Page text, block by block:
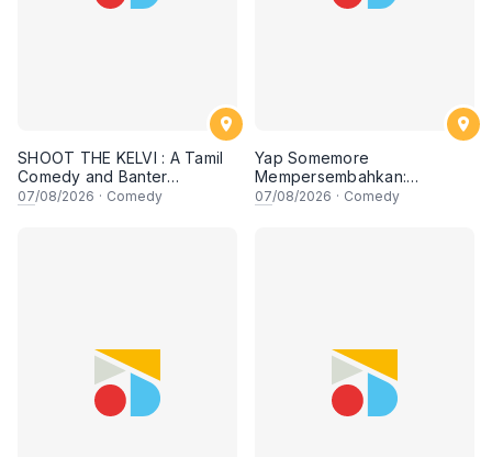
SHOOT THE KELVI : A Tamil
Comedy and Banter
Experience
07/08/2026 · Comedy
Yap Somemore
Mempersembahkan:
PENGARUH APA NI?!! oleh
07/08/2026 · Comedy